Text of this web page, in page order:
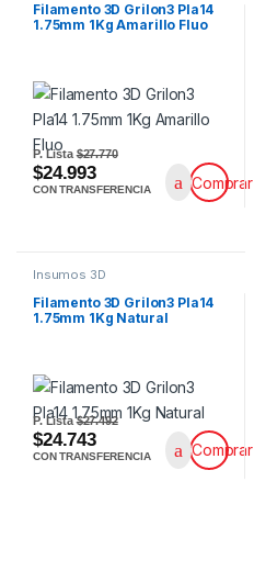
Filamento 3D Grilon3 Pla14
1.75mm 1Kg Amarillo Fluo
P. Lista$27.770
$24.993
CON TRANSFERENCIA Comprar
Insumos 3D
Filamento 3D Grilon3 Pla14
1.75mm 1Kg Natural
P. Lista$27.492
$24.743
CON TRANSFERENCIA Comprar